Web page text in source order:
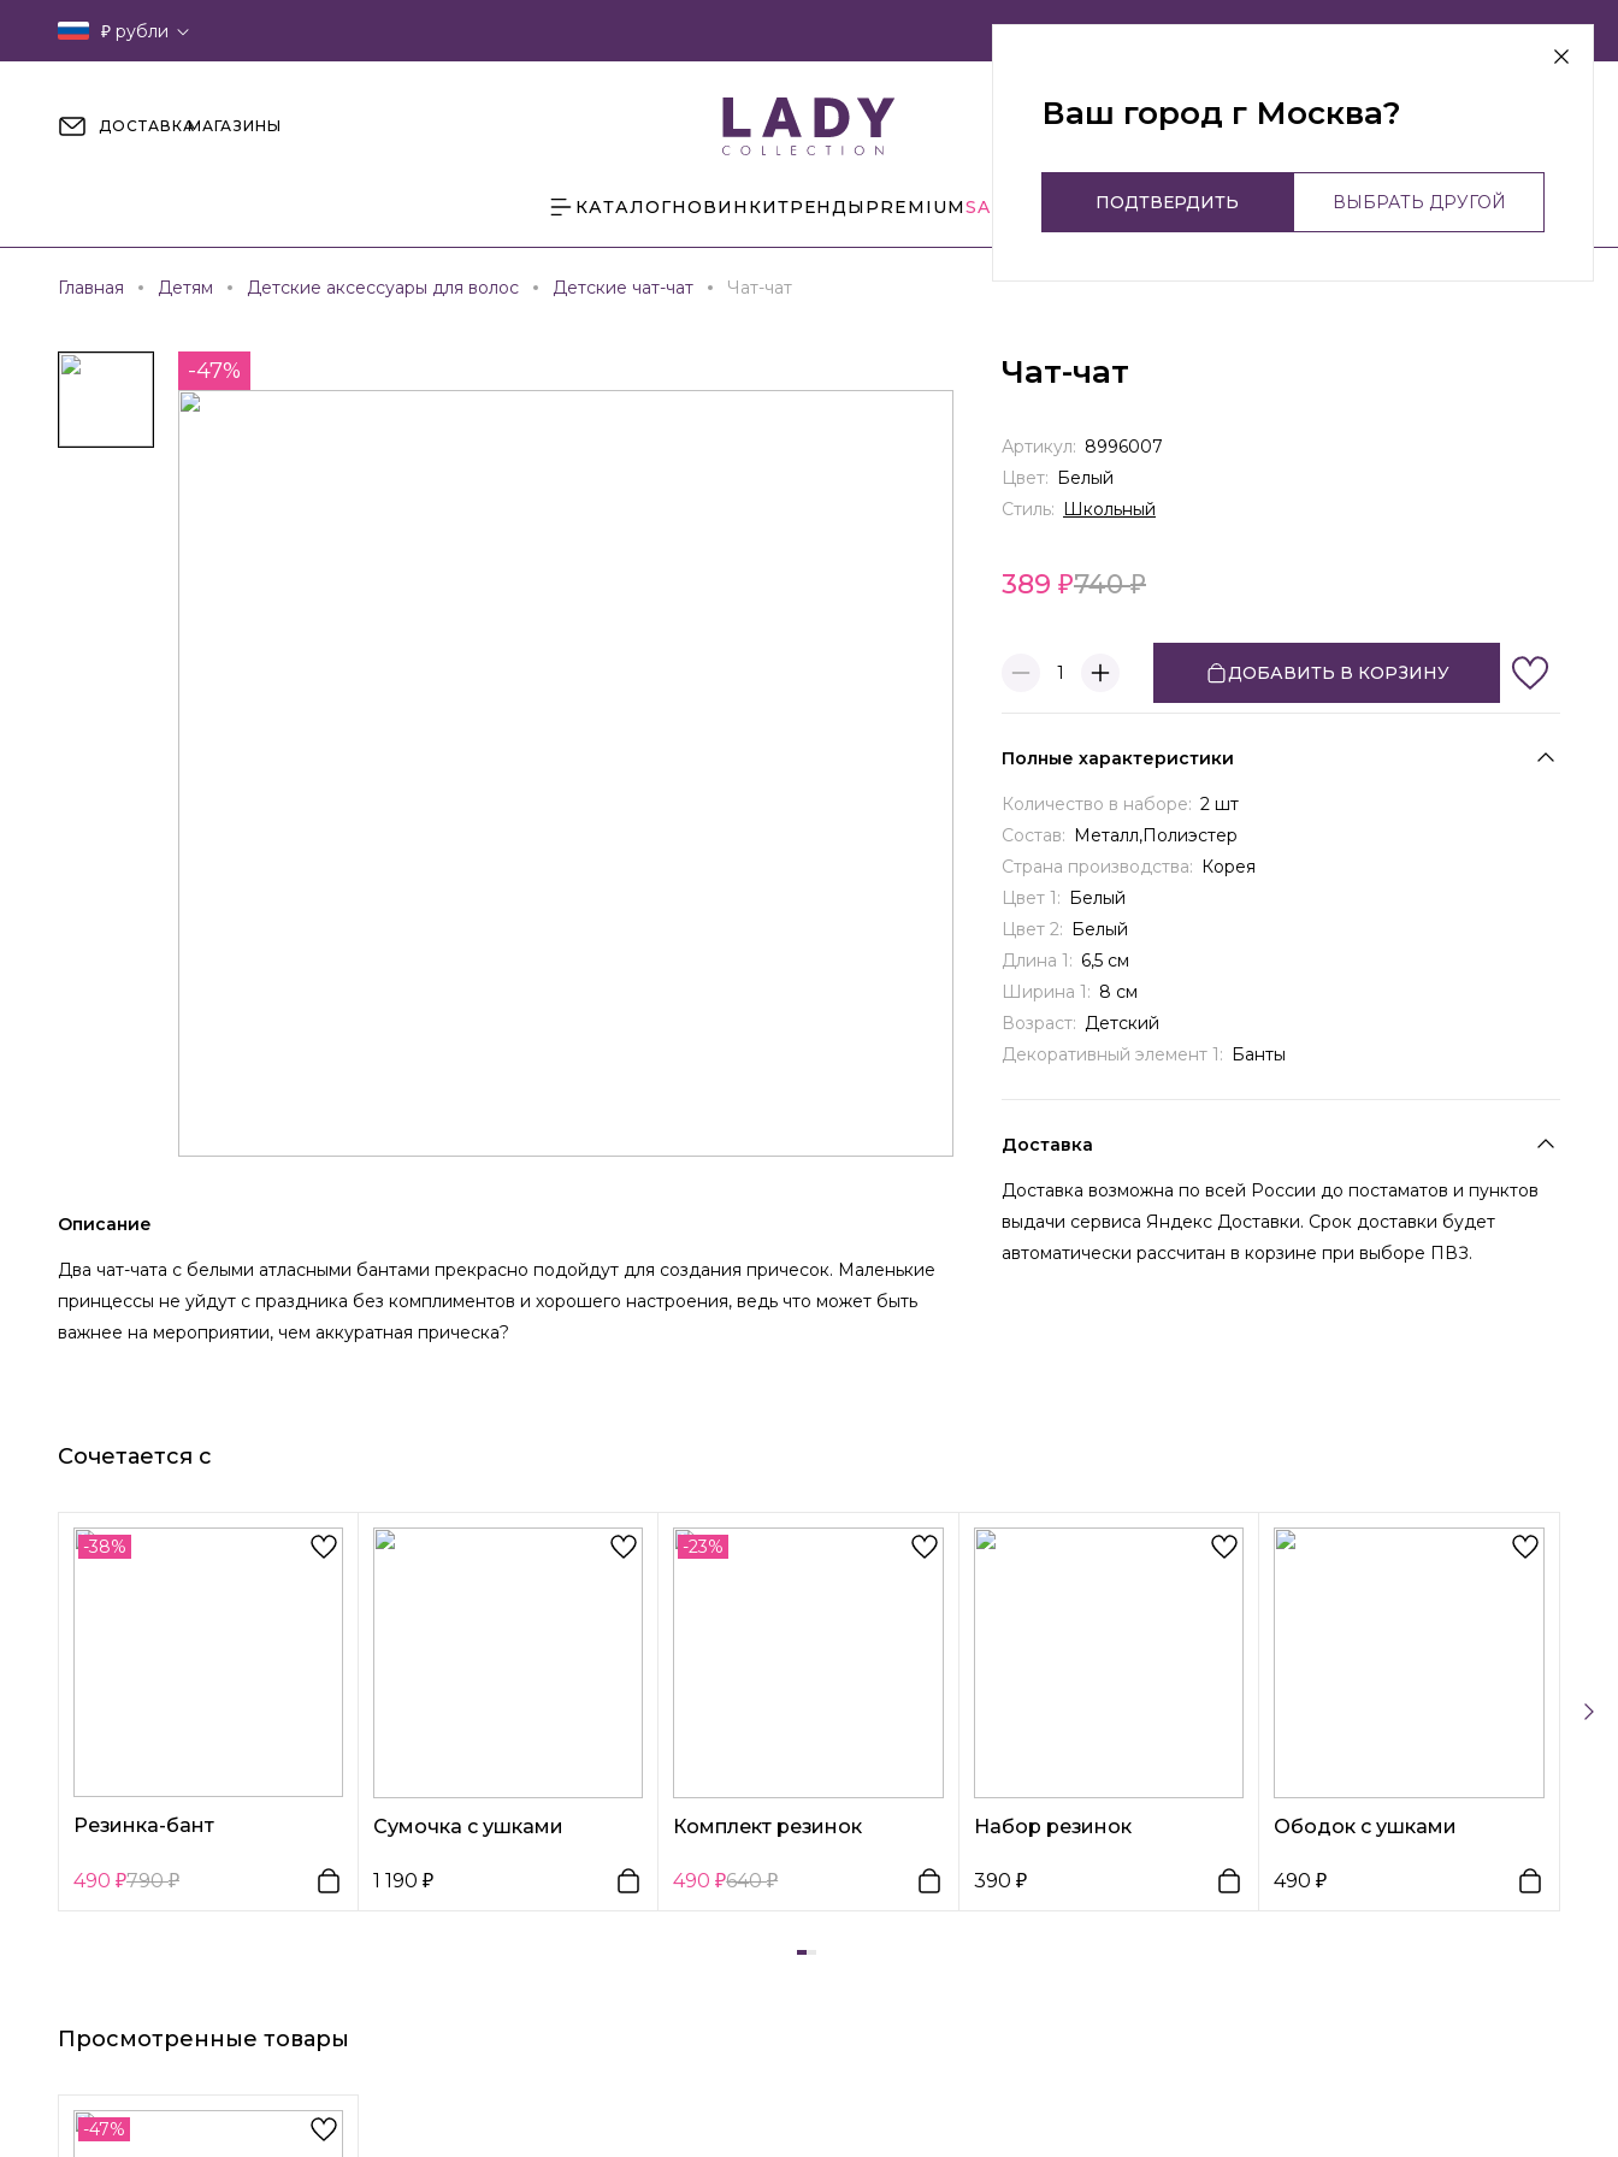
₽ рубли г Москва
ДОСТАВКАМАГАЗИНЫ
КАТАЛОГНОВИНКИТРЕНДЫ PREMIUMSALE
Главная Детям Детские аксессуары для волос Детские чат-чат Чат-чат
-47%
Описание
Два чат-чата с белыми атласными бантами прекрасно подойдут для создания причесок. Маленькие
принцессы не уйдут с праздника без комплиментов и хорошего настроения, ведь что может быть
важнее на мероприятии, чем аккуратная прическа?
Чат-чат
389 740
1 ДОБАВИТЬ В КОРЗИНУ
Артикул: 8996007
Цвет: Белый
Стиль: Школьный
Полные характеристики
Количество в наборе: 2 шт
Состав: Металл,Полиэстер
Страна производства: Корея
Цвет 1: Белый
Цвет 2: Белый
Длина 1: 6,5 см
Ширина 1: 8 см
Возраст: Детский
Декоративный элемент 1: Банты
Доставка
Доставка возможна по всей России до постаматов и пунктов
выдачи сервиса Яндекс Доставки. Срок доставки будет
автоматически рассчитан в корзине при выборе ПВЗ.
Сочетается с
-38%
Резинка-бант
490 790
Сумочка с ушками
1 190
-23%
Комплект резинок
490 640
Набор резинок
390
Ободок с ушками
490
Просмотренные товары
-47%
Ваш город г Москва?
ПОДТВЕРДИТЬ ВЫБРАТЬ ДРУГОЙ